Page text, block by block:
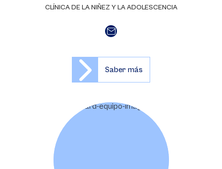
CLÍNICA DE LA NIÑEZ Y LA ADOLESCENCIA
Saber más